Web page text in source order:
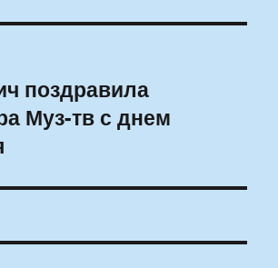
поздравила
Муз-тв с днем